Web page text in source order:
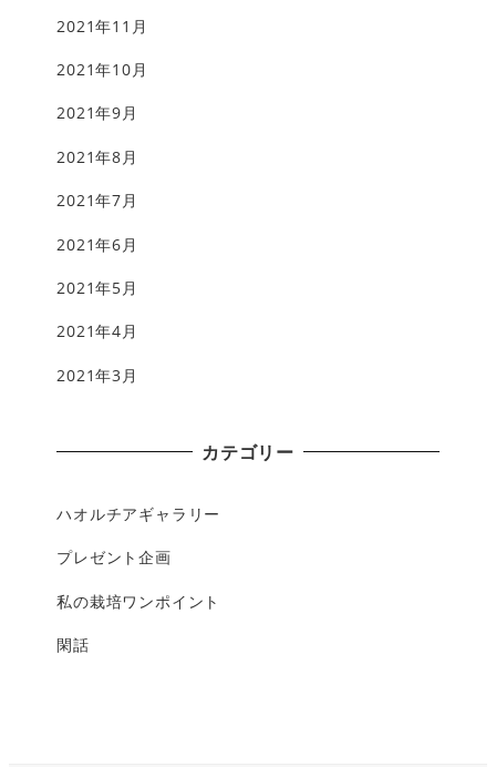
2021年11月
2021年10月
2021年9月
2021年8月
2021年7月
2021年6月
2021年5月
2021年4月
2021年3月
カテゴリー
ハオルチアギャラリー
プレゼント企画
私の栽培ワンポイント
閑話